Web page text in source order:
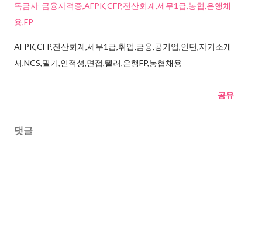
독금사-금융자격증,AFPK,CFP,전산회계,세무1급,농협,은행채
용,FP
AFPK,CFP,전산회계,세무1급,취업,금융,공기업,인턴,자기소개
서,NCS,필기,인적성,면접,텔러,은행FP,농협채용
공유
댓글